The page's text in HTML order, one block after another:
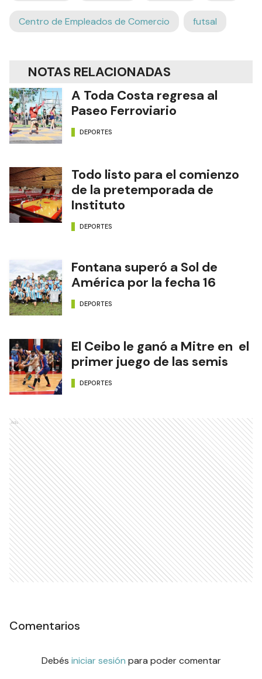
Centro de Empleados de Comercio futsal
NOTAS RELACIONADAS
A Toda Costa regresa al
Paseo Ferroviario
DEPORTES
Todo listo para el comienzo
de la pretemporada de
Instituto
DEPORTES
Fontana superó a Sol de
América por la fecha 16
DEPORTES
El Ceibo le ganó a Mitre en el
primer juego de las semis
DEPORTES
Ads
Comentarios
Debés iniciar sesión para poder comentar